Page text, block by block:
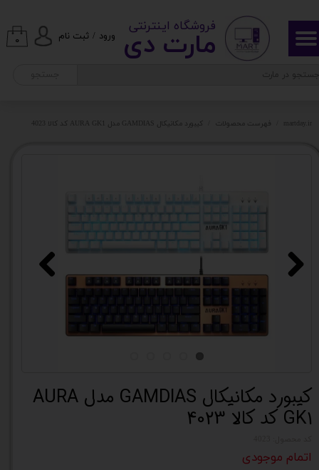
ورود / ثبت نام
حساب کاربری من
تغییر گذر واژه
خروج از حساب کاربری
۰ مارت دی​​​​​​
​ ​فروشگاه اینترنتی
martday.ir فهرست محصولات کیبورد مکانیکال GAMDIAS مدل AURA GK1 کد کالا 4023
کیبورد مکانیکال GAMDIAS مدل AURA
GK1 کد کالا 4023
اتمام موجودی